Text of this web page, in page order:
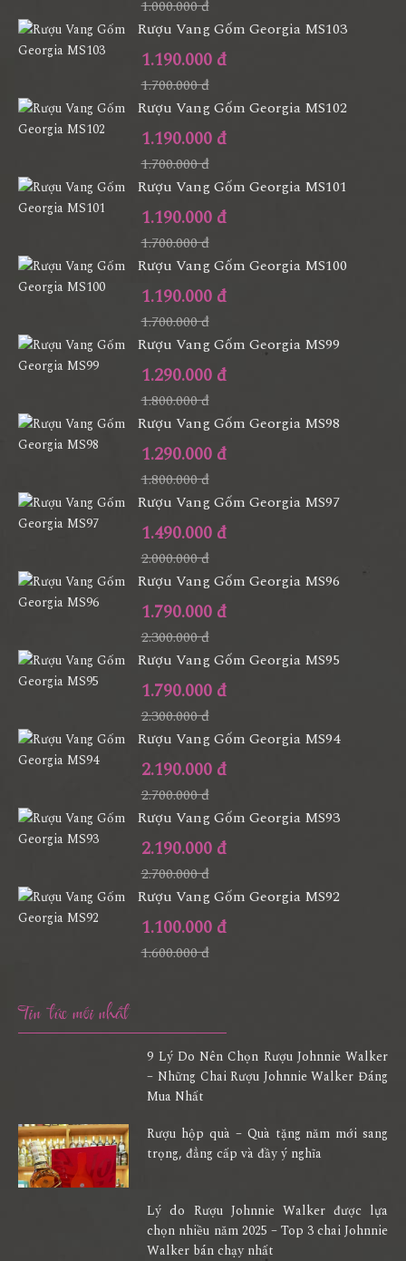
1.000.000 đ
Rượu Vang Gốm Georgia MS103
1.190.000 đ
1.700.000 đ
Rượu Vang Gốm Georgia MS102
1.190.000 đ
1.700.000 đ
Rượu Vang Gốm Georgia MS101
1.190.000 đ
1.700.000 đ
Rượu Vang Gốm Georgia MS100
1.190.000 đ
1.700.000 đ
Rượu Vang Gốm Georgia MS99
1.290.000 đ
1.800.000 đ
Rượu Vang Gốm Georgia MS98
1.290.000 đ
1.800.000 đ
Rượu Vang Gốm Georgia MS97
1.490.000 đ
2.000.000 đ
Rượu Vang Gốm Georgia MS96
1.790.000 đ
2.300.000 đ
Rượu Vang Gốm Georgia MS95
1.790.000 đ
2.300.000 đ
Rượu Vang Gốm Georgia MS94
2.190.000 đ
2.700.000 đ
Rượu Vang Gốm Georgia MS93
2.190.000 đ
2.700.000 đ
Rượu Vang Gốm Georgia MS92
1.100.000 đ
1.600.000 đ
Tin tức mới nhất
9 Lý Do Nên Chọn Rượu Johnnie Walker
– Những Chai Rượu Johnnie Walker Đáng
Mua Nhất
Rượu hộp quà – Quà tặng năm mới sang
trọng, đẳng cấp và đầy ý nghĩa
Lý do Rượu Johnnie Walker được lựa
chọn nhiều năm 2025 – Top 3 chai Johnnie
Walker bán chạy nhất